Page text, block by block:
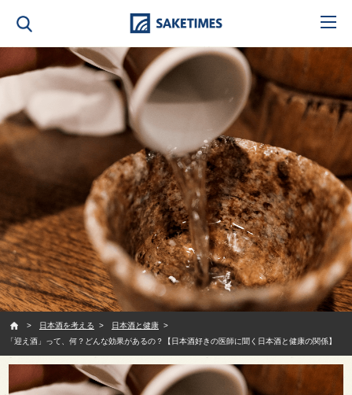
日本酒を考える
日本酒と健康
「迎え酒」って、何？どんな効果があるの？【日本酒好きの医師に聞く日本酒と健康の関係】